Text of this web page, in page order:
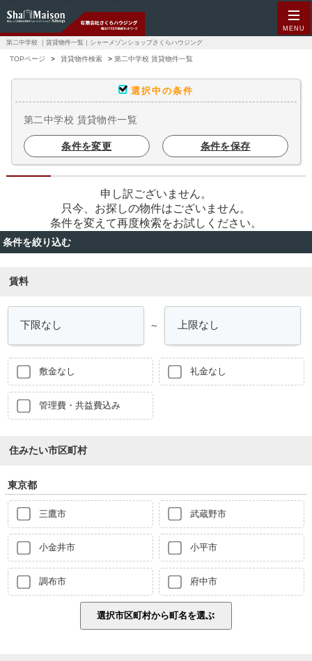
MENU
第二中学校 ｜賃貸物件一覧｜シャーメゾンショップさくらハウジング
TOPページ 賃貸物件検索 第二中学校 賃貸物件一覧
選択中の条件
第二中学校 賃貸物件一覧
条件を変更 条件を保存
申し訳ございません。
只今、お探しの物件はございません。
条件を変えて再度検索をお試しください。
条件を絞り込む
賃料
～
敷金なし 礼金なし
管理費・共益費込み
住みたい市区町村
東京都
三鷹市 武蔵野市
小金井市 小平市
調布市 府中市